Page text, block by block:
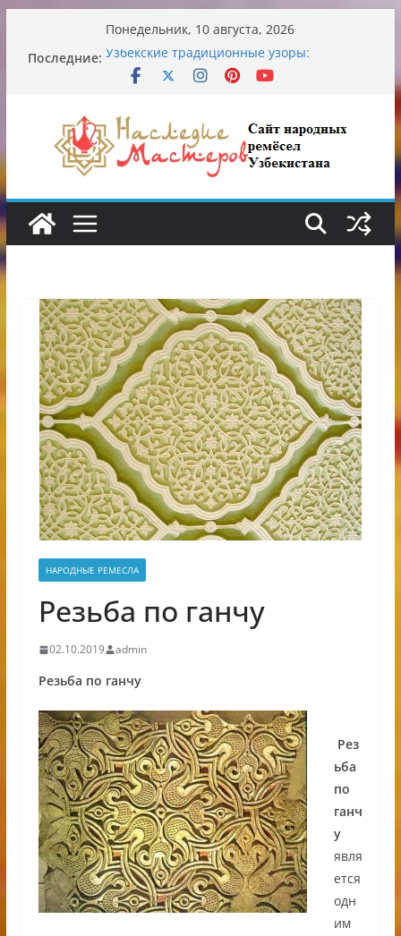
содержимому
Понедельник, 10 августа, 2026
Последние: Узбекские традиционные узоры:
символика и происхождение
Опасная диета Алины Загитовой
От знахарей до университетских клиник
Обрушение на одном из ключевых
перекрёстков Ташкента: перекрыт
путепровод на Буюк Ипак Йули
НАРОДНЫЕ РЕМЕСЛА
Резьба по ганчу
02.10.2019 admin
Резьба по ганчу
Рез
ьба
по
ганч
у
явля
ется
одн
им